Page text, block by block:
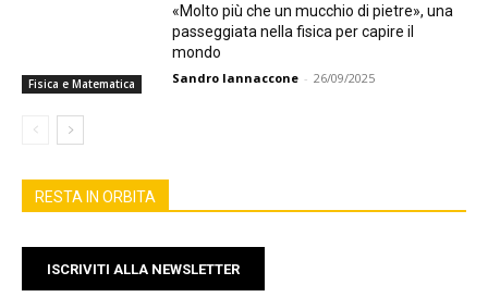
Fisica e Matematica
«Molto più che un mucchio di pietre», una
passeggiata nella fisica per capire il
mondo
Sandro Iannaccone - 26/09/2025
RESTA IN ORBITA
ISCRIVITI ALLA NEWSLETTER